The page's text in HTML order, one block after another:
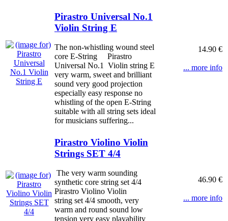
Pirastro Universal No.1
Violin String E
The non-whistling wound steel
core E-String Pirastro
Universal No.1 Violin string E
very warm, sweet and brilliant
sound very good projection
especially easy response no
whistling of the open E-String
suitable with all string sets ideal
for musicians suffering...
14.90 €
... more info
Pirastro Violino Violin
Strings SET 4/4
The very warm sounding
synthetic core string set 4/4
Pirastro Violino Violin
string set 4/4 smooth, very
warm and round sound low
tension very easy playability
46.90 €
... more info